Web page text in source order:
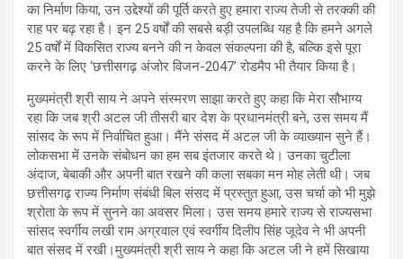
का निर्माण किया, उन उद्देश्यों की पूर्ति करते हुए हमारा राज्य तेजी से तरक्की की
राह पर बढ़ रहा है। इन 25 वर्षों की सबसे बड़ी उपलब्धि यह है कि हमने अगले
25 वर्षों में विकसित राज्य बनने की न केवल संकल्पना की है, बल्कि इसे पूरा
करने के लिए ‘छत्तीसगढ़ अंजोर विजन-2047’ रोडमैप भी तैयार किया है।
मुख्यमंत्री श्री साय ने अपने संस्मरण साझा करते हुए कहा कि मेरा सौभाग्य
रहा कि जब श्री अटल जी तीसरी बार देश के प्रधानमंत्री बने, उस समय मैं
सांसद के रूप में निर्वाचित हुआ। मैंने संसद में अटल जी के व्याख्यान सुने हैं।
लोकसभा में उनके संबोधन का हम सब इंतजार करते थे। उनका चुटीला
अंदाज, बेबाकी और अपनी बात रखने की कला सबका मन मोह लेती थी। जब
छत्तीसगढ़ राज्य निर्माण संबंधी बिल संसद में प्रस्तुत हुआ, उस चर्चा को भी मुझे
श्रोता के रूप में सुनने का अवसर मिला। उस समय हमारे राज्य से राज्यसभा
सांसद स्वर्गीय लखी राम अग्रवाल एवं स्वर्गीय दिलीप सिंह जूदेव ने भी अपनी
बात संसद में रखी।मुख्यमंत्री श्री साय ने कहा कि अटल जी ने हमें सिखाया